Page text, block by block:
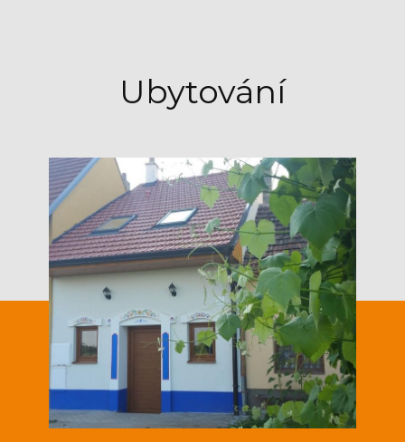
Ubytování